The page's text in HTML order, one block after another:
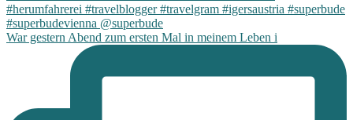
War gestern Abend zum ersten Mal in meinem Leben i